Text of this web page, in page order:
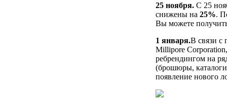
25 ноября. С 25
снижены на 25%.
Вы можете
1 января.В связи с
Millipore
ребрендингом на
(брошюры,
появление нового